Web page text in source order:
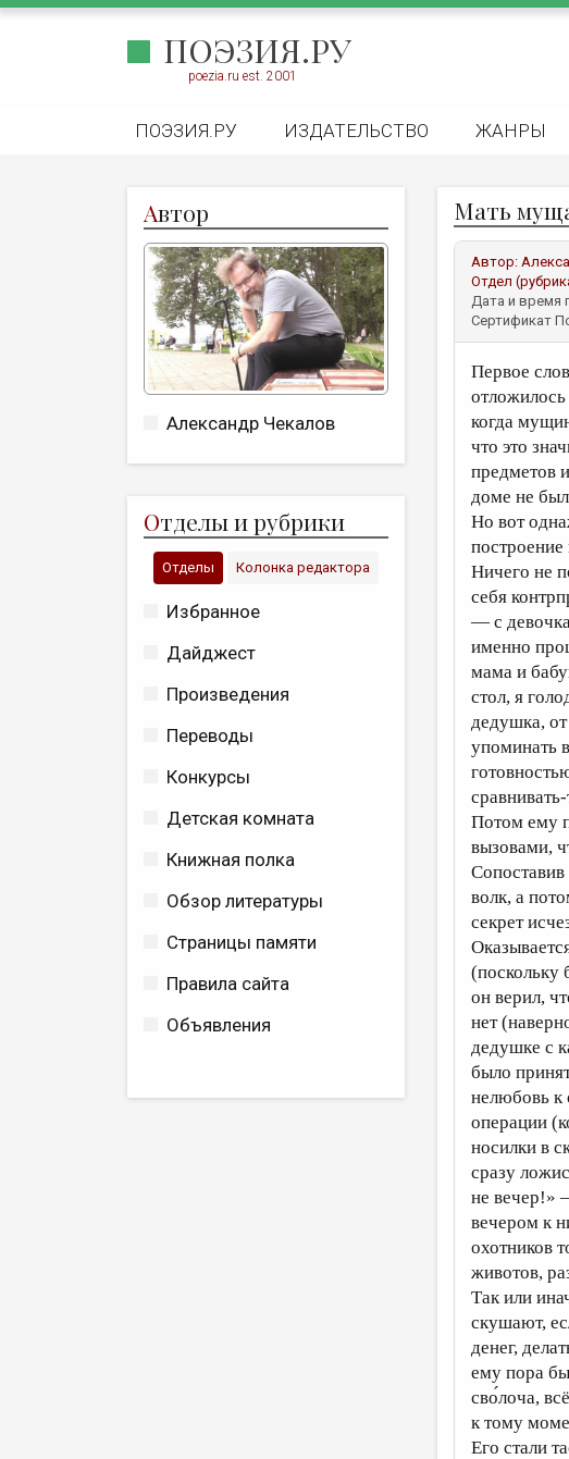
ПОЭЗИЯ.РУ
poezia.ru est. 2001
ПОЭЗИЯ.РУ ИЗДАТЕЛЬСТВО ЖАНРЫ
Автор
Александр Чекалов
Отделы и рубрики
Отделы Колонка редактора
Избранное
Дайджест
Произведения
Переводы
Конкурсы
Детская комната
Книжная полка
Обзор литературы
Страницы памяти
Правила сайта
Объявления
Мать
Автор:
Отдел
Дата и время
Сертификат
Первое
когда
что это
предметов
доме не
Но вот
Ничего не
себя
— с
именно
мама и
стол, я
дедушка,
упоминать
Потом ему
вызовами,
волк, а
секрет
(поскольку
он верил,
нет
дедушке с
было
нелюбовь к
операции
носилки в
сразу
не вечер!»
вечером к
охотников
животов,
Так или
скушают,
денег,
ему пора
сво́лоча,
к тому
Его стали